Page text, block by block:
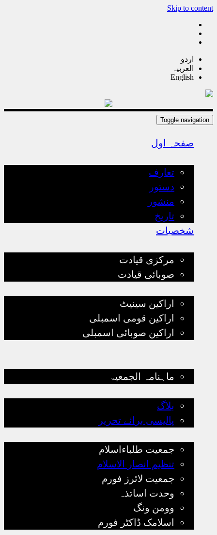
Skip to content
اردو
العربیہ
English
Toggle navigation
صفحہ اول
تعارف
دستور
منشور
تاریخ
شخصیات
مرکزی قیادت
صوبائی قیادت
اراکین سینیٹ
اراکین قومی اسمبلی
اراکین صوبائی اسمبلی
ماہنامہ الجمعیۃ
بلاگ
پالیسی برائے تحریر
جمعیت طلباءاسلام
تنظیم انصار الاسلام
جمعیت لائرز فورم
وحدت اساتذہ
وومن ونگ
اسلامک ڈاکٹر فورم